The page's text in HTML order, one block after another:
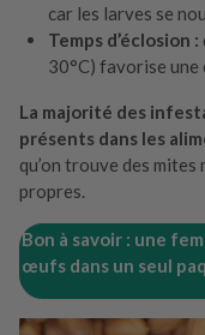
car les larves se
Temps d’éclosion :
30°C) favorise une
La majorité des
présents dans les
qu’on trouve des
propres.
Bon à savoir : une
œufs dans un seul